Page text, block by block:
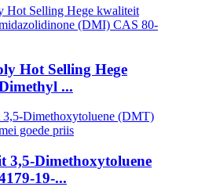
Hot Selling Hege
...
3,5-Dimethoxytoluene
19-...